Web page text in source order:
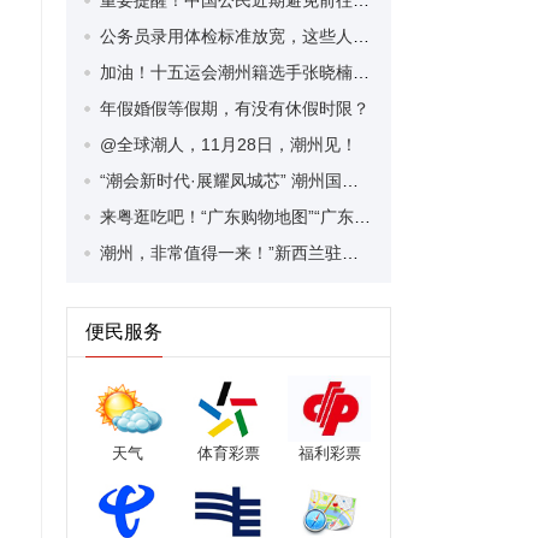
年假婚假等假期，有没有休假时限？
@全球潮人，11月28日，潮州见！
便民服务
天气 体育彩票 福利彩票